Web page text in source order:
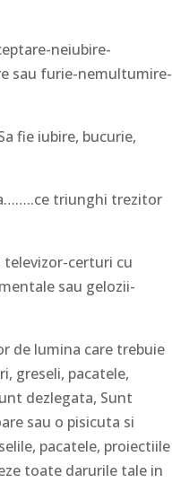
neiubire-
sau furie-nemultumire-
fie iubire, bucurie,
triunghi trezitor
certuri cu
sau gelozii-
lumina care trebuie
greseli, pacatele,
dezlegata, Sunt
sau o pisicuta si
pacatele, proiectiile
toate darurile tale in